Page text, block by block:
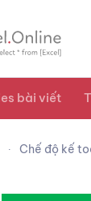
bài viết
Chế độ kế